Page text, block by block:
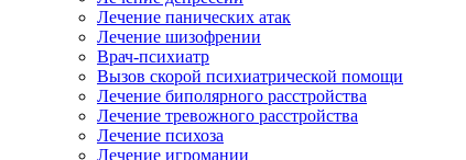
Лечение панических атак
Лечение шизофрении
Врач-психиатр
Вызов скорой психиатрической помощи
Лечение биполярного расстройства
Лечение тревожного расстройства
Лечение психоза
Лечение игромании